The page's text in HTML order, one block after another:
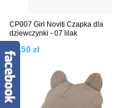
CP007 Girl Noviti Czapka dla
dziewczynki - 07 lilak
28,50 zł